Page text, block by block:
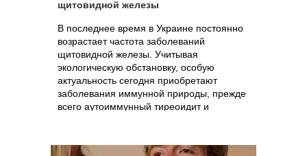
щитовидной железы
В последнее время в Украине постоянно
возрастает частота заболеваний
щитовидной железы. Учитывая
экологическую обстановку, особую
актуальность сегодня приобретают
заболевания иммунной природы, прежде
всего аутоиммунный тиреоидит и